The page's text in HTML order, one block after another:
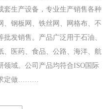
套生产设备，专业生产销售各种
、钢板网、铁丝网、网格布、不
发销售。产品广泛用于石油、
、医药、食品、公路、海洋、航
领域。公司产品均符合ISO国际
求定做………